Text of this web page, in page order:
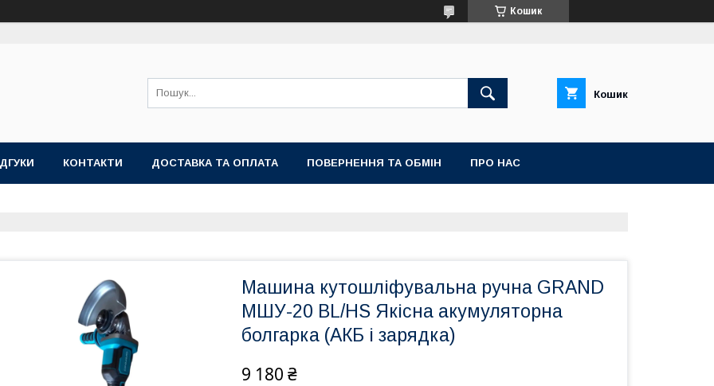
Кошик
Кошик
КОНТАКТИ ДОСТАВКА ТА ОПЛАТА ПОВЕРНЕННЯ ТА ОБМІН ПРО НАС
Машина кутошліфувальна ручна GRAND
МШУ-20 BL/HS Якісна акумуляторна
болгарка (АКБ і зарядка)
9 180 ₴